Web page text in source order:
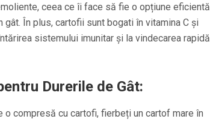
ceea ce îi face să fie o opțiune eficientă
În plus, cartofii sunt bogati în vitamina C și
sistemului imunitar și la vindecarea rapidă
Durerile de Gât:
o compresă cu cartofi, fierbeți un cartof mare în